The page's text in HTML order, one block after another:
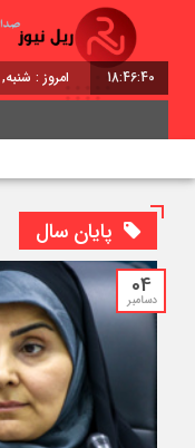
18:46:41 امروز : شنبه, ۱۷ مرداد , ۱۴۰۵
پایان سال
04
دسامبر